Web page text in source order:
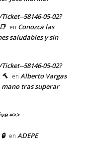
58146-05-02?
en Conozca las
saludables y sin
58146-05-02?
🔨 en Alberto Vargas
mano tras superar
=>>
en ADEPE